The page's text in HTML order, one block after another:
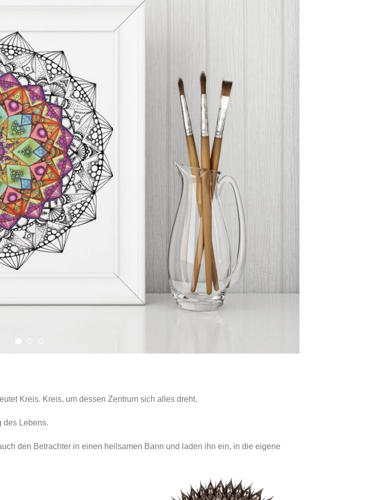
Kreis. Kreis, um dessen Zentrum sich alles dreht.
des Lebens.
den Betrachter in einen heilsamen Bann und laden ihn ein, in die eigene